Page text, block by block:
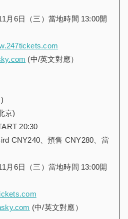
月6日（三）當地時間 13:00開
(中/英文對應）
京)
20:30
CNY240、預售 CNY280、當
月6日（三）當地時間 13:00開
(中/英文對應）